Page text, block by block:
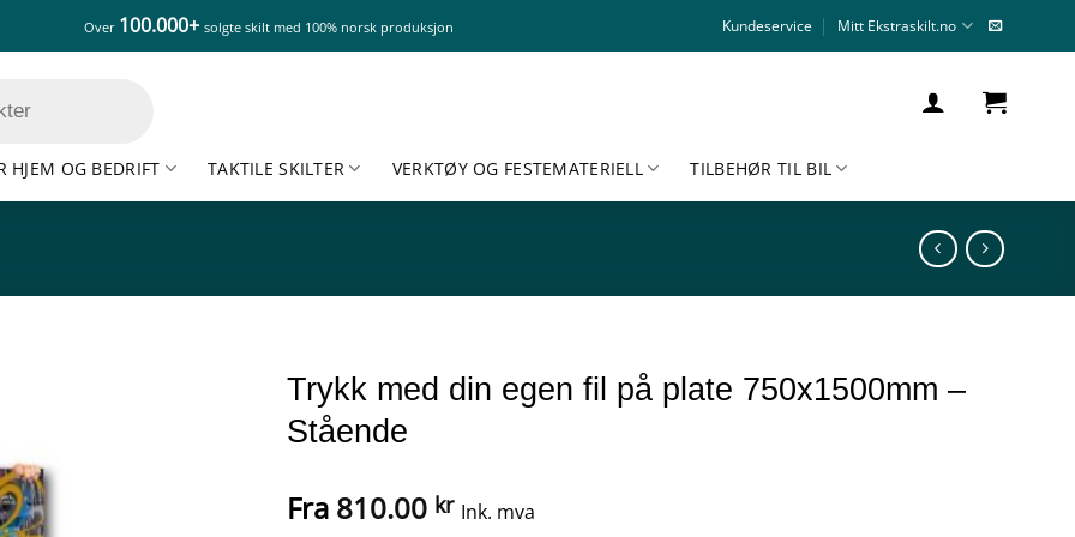
Over 100.000+ solgte skilt med 100% norsk produksjon Kundeservice Mitt Ekstraskilt.no
HJEM OG BEDRIFT TAKTILE SKILTER VERKTØY OG FESTEMATERIELL TILBEHØR TIL BIL
Trykk med din egen fil på plate 750x1500mm –
Stående
Fra 810.00 kr Ink. mva